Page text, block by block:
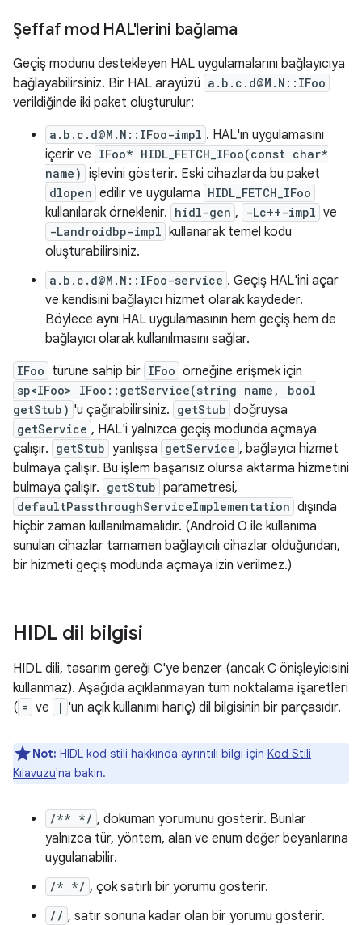
Şeffaf mod HAL'lerini bağlama
Geçiş modunu destekleyen HAL uygulamalarını bağlayıcıya
bağlayabilirsiniz. Bir HAL arayüzü a.b.c.d@M.N::IFoo
verildiğinde iki paket oluşturulur:
a.b.c.d@M.N::IFoo-impl . HAL'ın uygulamasını
içerir ve IFoo* HIDL_FETCH_IFoo(const char*
name) işlevini gösterir. Eski cihazlarda bu paket
dlopen edilir ve uygulama HIDL_FETCH_IFoo
kullanılarak örneklenir. hidl-gen , -Lc++-impl ve
-Landroidbp-impl kullanarak temel kodu
oluşturabilirsiniz.
a.b.c.d@M.N::IFoo-service . Geçiş HAL'ini açar
ve kendisini bağlayıcı hizmet olarak kaydeder.
Böylece aynı HAL uygulamasının hem geçiş hem de
bağlayıcı olarak kullanılmasını sağlar.
IFoo türüne sahip bir IFoo örneğine erişmek için
sp<IFoo> IFoo::getService(string name, bool
getStub) 'u çağırabilirsiniz. getStub doğruysa
getService , HAL'i yalnızca geçiş modunda açmaya
çalışır. getStub yanlışsa getService , bağlayıcı hizmet
bulmaya çalışır. Bu işlem başarısız olursa aktarma hizmetini
bulmaya çalışır. getStub parametresi,
defaultPassthroughServiceImplementation dışında
hiçbir zaman kullanılmamalıdır. (Android O ile kullanıma
sunulan cihazlar tamamen bağlayıcılı cihazlar olduğundan,
bir hizmeti geçiş modunda açmaya izin verilmez.)
HIDL dil bilgisi
HIDL dili, tasarım gereği C'ye benzer (ancak C önişleyicisini
kullanmaz). Aşağıda açıklanmayan tüm noktalama işaretleri
( = ve | 'un açık kullanımı hariç) dil bilgisinin bir parçasıdır.
Not: HIDL kod stili hakkında ayrıntılı bilgi için Kod Stili
Kılavuzu'na bakın.
/** */ , doküman yorumunu gösterir. Bunlar
yalnızca tür, yöntem, alan ve enum değer beyanlarına
uygulanabilir.
/* */ , çok satırlı bir yorumu gösterir.
// , satır sonuna kadar olan bir yorumu gösterir.